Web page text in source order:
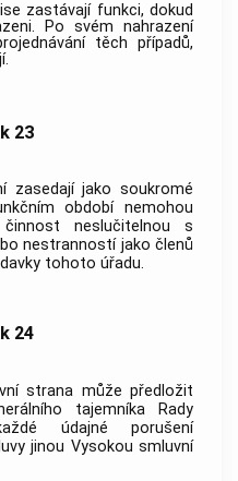
zastávají funkci, dokud
Po svém nahrazení
těch případů,
23
zasedají jako soukromé
období nemohou
neslučitelnou s
nestranností jako členů
tohoto úřadu.
24
strana může předložit
tajemníka Rady
údajné porušení
jinou Vysokou smluvní